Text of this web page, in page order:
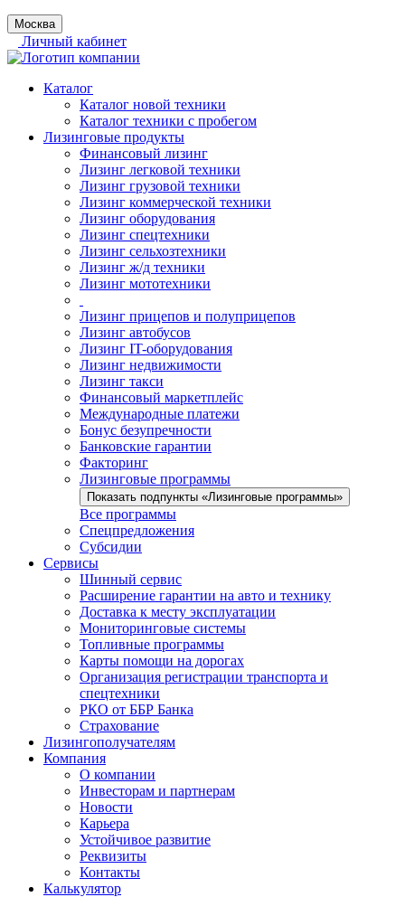
Москва
Личный кабинет
Каталог
Каталог новой техники
Каталог техники с пробегом
Лизинговые продукты
Финансовый лизинг
Лизинг легковой техники
Лизинг грузовой техники
Лизинг коммерческой техники
Лизинг оборудования
Лизинг спецтехники
Лизинг сельхозтехники
Лизинг ж/д техники
Лизинг мототехники
Лизинг прицепов и полуприцепов
Лизинг автобусов
Лизинг IT-оборудования
Лизинг недвижимости
Лизинг такси
Финансовый маркетплейс
Международные платежи
Бонус безупречности
Банковские гарантии
Факторинг
Лизинговые программы
Показать подпункты «Лизинговые программы»
Все программы
Спецпредложения
Субсидии
Сервисы
Шинный сервис
Расширение гарантии на авто и технику
Доставка к месту эксплуатации
Мониторинговые системы
Топливные программы
Карты помощи на дорогах
Организация регистрации транспорта и
спецтехники
РКО от ББР Банка
Страхование
Лизингополучателям
Компания
О компании
Инвесторам и партнерам
Новости
Карьера
Устойчивое развитие
Реквизиты
Контакты
Калькулятор